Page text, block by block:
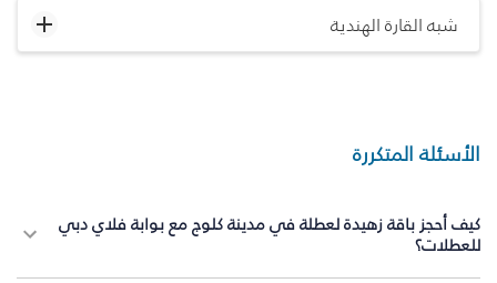
شبه القارة الهندية
الأسئلة المتكررة
كيف أحجز باقة زهيدة لعطلة في مدينة كلوج مع بوابة فلاي دبي
للعطلات؟